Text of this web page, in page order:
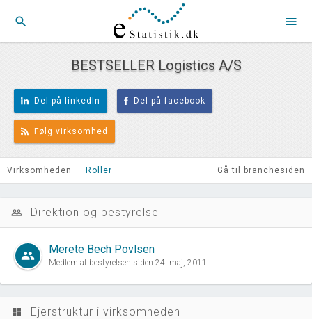
search menu
BESTSELLER Logistics A/S
Del på linkedIn Del på facebook
Følg virksomhed
Virksomheden Roller Gå til branchesiden
people_outline Direktion og bestyrelse
group Merete Bech Povlsen
Medlem af bestyrelsen siden 24. maj, 2011
dashboard Ejerstruktur i virksomheden